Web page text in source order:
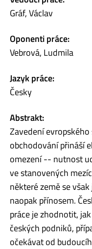
Gráf, Václav
Oponenti práce:
Vebrová, Ludmila
Jazyk práce:
Česky
Abstrakt:
Zavedení
obchodování přináší
omezení -- nutnost
ve stanovených
některé země se
naopak přínosem.
práce je zhodnotit,
českých podniků,
očekávat od